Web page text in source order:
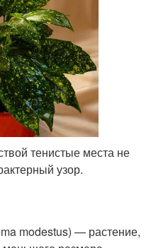
тенистые места не
узор.
modestus) — растение,